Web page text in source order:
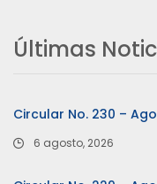
Últimas
Circular No. 230 –
6 agosto, 2026